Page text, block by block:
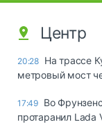
Центр
20:28 На трассе
метровый мост
17:49 Во
протаранил Lada